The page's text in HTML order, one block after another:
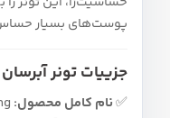
پوست‌های بسیار حساس
جزییات تونر آبرسان ۷۷٪ آنوا
✅نام کامل محصول: